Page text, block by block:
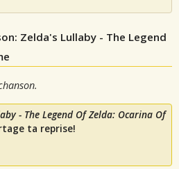
Zelda's Lullaby - The Legend
- The Legend Of Zelda: Ocarina Of
ta reprise!